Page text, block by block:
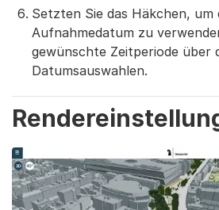
Setzten Sie das Häkchen,
Aufnahmedatum zu
gewünschte Zeitperiode über
Datumsauswahlen.